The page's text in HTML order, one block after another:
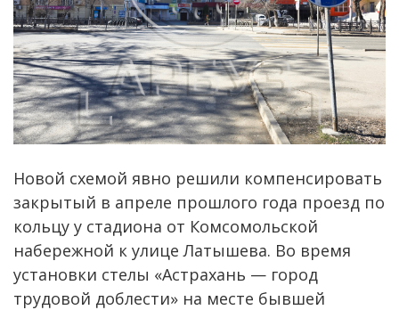
Новой схемой явно решили компенсировать
закрытый в апреле прошлого года проезд по
кольцу у стадиона от Комсомольской
набережной к улице Латышева. Во время
установки стелы «Астрахань — город
трудовой доблести» на месте бывшей